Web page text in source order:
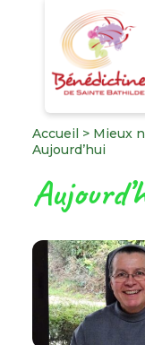
Accueil > Mieux
Aujourd’hui